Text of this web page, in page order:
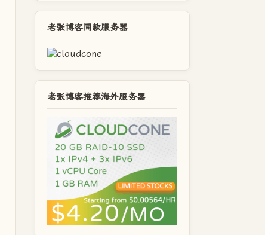
老张博客同款服务器
老张博客推荐海外服务器